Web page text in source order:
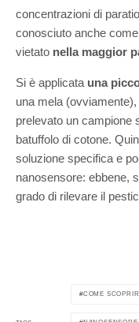
concentrazioni di
conosciuto anche
vietato nella maggior
Si è applicata una
una mela
prelevato un campione
batuffolo di cotone.
soluzione specifica e
nanosensore: ebbene,
grado di rilevare il
COME